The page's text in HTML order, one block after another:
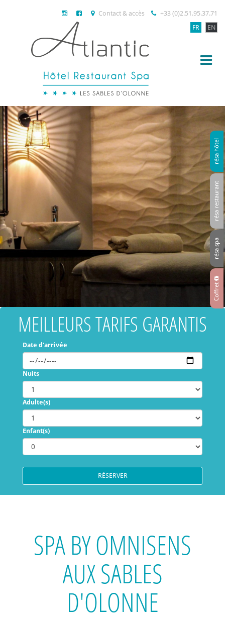
Coffret
résa spa
résa restaurant
résa hôtel
Contact & accès
+33 (0)2.51.95.37.71
FR
EN
MEILLEURS TARIFS GARANTIS
Date d'arrivée
Nuits
Adulte(s)
Enfant(s)
SPA BY OMNISENS
AUX SABLES
D'OLONNE